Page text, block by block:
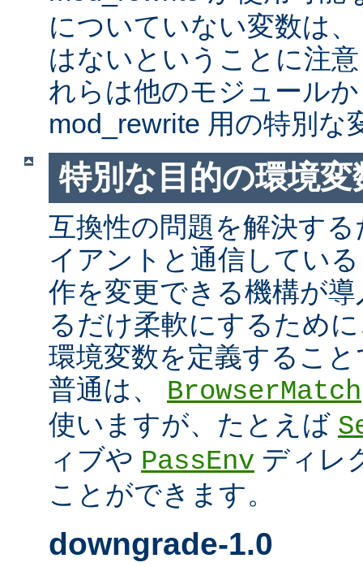
についていない変数は
はないということに注
れらは他のモジュール
mod_rewrite 用の特別な
特別な目的の環境変
互換性の問題を解決す
イアントと通信してい
作を変更できる機構が
るだけ柔軟にするため
環境変数を定義するこ
普通は、 BrowserMatch
使いますが、たとえば
ィブや PassEnv ディレ
ことができます。
downgrade-1.0